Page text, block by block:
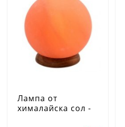
Лампа от
хималайска сол -